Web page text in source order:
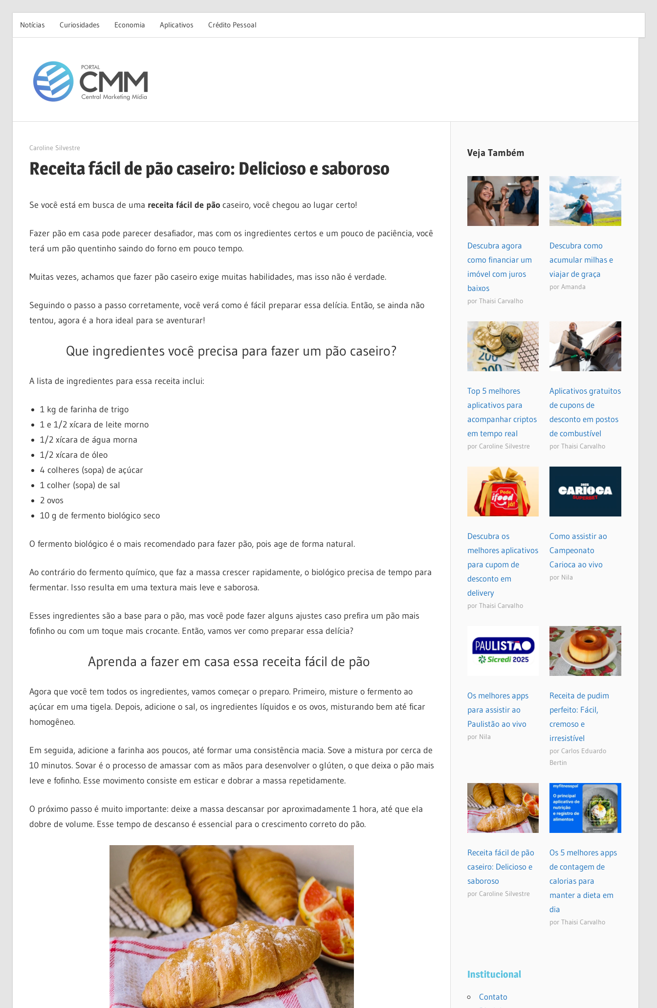
Notícias Curiosidades Economia Aplicativos Crédito Pessoal
content
19/12/2024
Caroline Silvestre
Receita fácil de pão caseiro: Delicioso e saboroso
Se você está em busca de uma receita fácil de pãocaseiro, você chegou ao lugar certo!
Fazer pão em casa pode parecer desafiador, mas com os ingredientes certos e um pouco de paciência, você
terá um pão quentinho saindo do forno em pouco tempo.
Muitas vezes, achamos que fazer pão caseiro exige muitas habilidades, mas isso não é verdade.
Seguindo o passo a passo corretamente, você verá como é fácil preparar essa delícia. Então, se ainda não
tentou, agora é a hora ideal para se aventurar!
Que ingredientes você precisa para fazer um pão caseiro?
A lista de ingredientes para essa receita inclui:
1 kg de farinha de trigo
1 e 1/2 xícara de leite morno
1/2 xícara de água morna
1/2 xícara de óleo
4 colheres (sopa) de açúcar
1 colher (sopa) de sal
2 ovos
10 g de fermento biológico seco
O fermento biológico é o mais recomendado para fazer pão, pois age de forma natural.
Ao contrário do fermento químico, que faz a massa crescer rapidamente, o biológico precisa de tempo para
fermentar. Isso resulta em uma textura mais leve e saborosa.
Esses ingredientes são a base para o pão, mas você pode fazer alguns ajustes caso prefira um pão mais
fofinho ou com um toque mais crocante. Então, vamos ver como preparar essa delícia?
Aprenda a fazer em casa essa receita fácil de pão
Agora que você tem todos os ingredientes, vamos começar o preparo. Primeiro, misture o fermento ao
açúcar em uma tigela. Depois, adicione o sal, os ingredientes líquidos e os ovos, misturando bem até ficar
homogêneo.
Em seguida, adicione a farinha aos poucos, até formar uma consistência macia. Sove a mistura por cerca de
10 minutos. Sovar é o processo de amassar com as mãos para desenvolver o glúten, o que deixa o pão mais
leve e fofinho. Esse movimento consiste em esticar e dobrar a massa repetidamente.
O próximo passo é muito importante: deixe a massa descansar por aproximadamente 1 hora, até que ela
dobre de volume. Esse tempo de descanso é essencial para o crescimento correto do pão.
Veja Também
Descubra agora
como financiar um
imóvel com juros
baixos
por Thaisi Carvalho
Descubra como
acumular milhas e
viajar de graça
por Amanda
Top 5 melhores
aplicativos para
acompanhar criptos
em tempo real
por Caroline Silvestre
Aplicativos gratuitos
de cupons de
desconto em postos
de combustível
por Thaisi Carvalho
Descubra os
melhores aplicativos
para cupom de
desconto em
delivery
por Thaisi Carvalho
Como assistir ao
Campeonato
Carioca ao vivo
por Nila
Os melhores apps
para assistir ao
Paulistão ao vivo
por Nila
Receita de pudim
perfeito: Fácil,
cremoso e
irresistível
por Carlos Eduardo
Bertin
Receita fácil de pão
caseiro: Delicioso e
saboroso
por Caroline Silvestre
Os 5 melhores apps
de contagem de
calorias para
manter a dieta em
dia
por Thaisi Carvalho
Institucional
Contato